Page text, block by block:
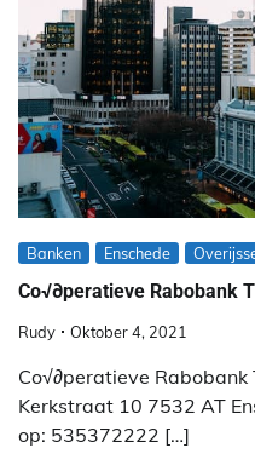
Banken Enschede
Co√∂peratieve Rabobank
Rudy Oktober 4, 2021
Co√∂peratieve Rabobank
Kerkstraat 10 7532 AT
op: 535372222 […]